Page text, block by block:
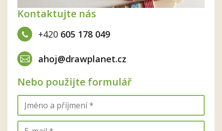
Kontaktujte nás
+420 605 178 049
ahoj@drawplanet.cz
Nebo použijte formulář